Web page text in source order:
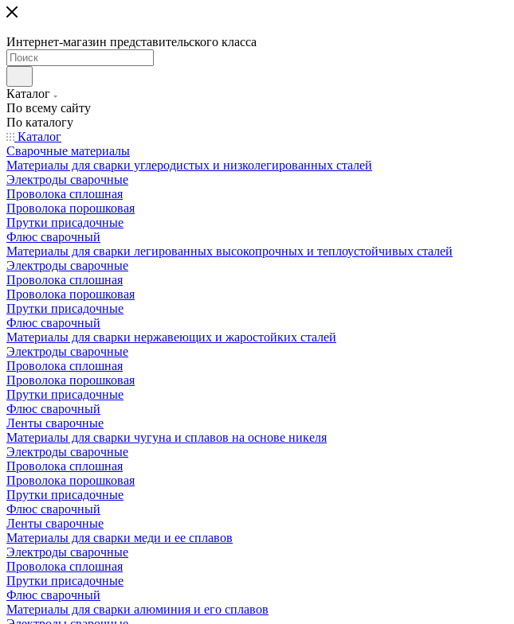
Интернет-магазин представительского класса
Каталог
По всему сайту
По каталогу
Каталог
Сварочные материалы
Материалы для сварки углеродистых и низколегированных сталей
Электроды сварочные
Проволока сплошная
Проволока порошковая
Прутки присадочные
Флюс сварочный
Материалы для сварки легированных высокопрочных и теплоустойчивых сталей
Электроды сварочные
Проволока сплошная
Проволока порошковая
Прутки присадочные
Флюс сварочный
Материалы для сварки нержавеющих и жаростойких сталей
Электроды сварочные
Проволока сплошная
Проволока порошковая
Прутки присадочные
Флюс сварочный
Ленты сварочные
Материалы для сварки чугуна и сплавов на основе никеля
Электроды сварочные
Проволока сплошная
Проволока порошковая
Прутки присадочные
Флюс сварочный
Ленты сварочные
Материалы для сварки меди и ее сплавов
Электроды сварочные
Проволока сплошная
Прутки присадочные
Флюс сварочный
Материалы для сварки алюминия и его сплавов